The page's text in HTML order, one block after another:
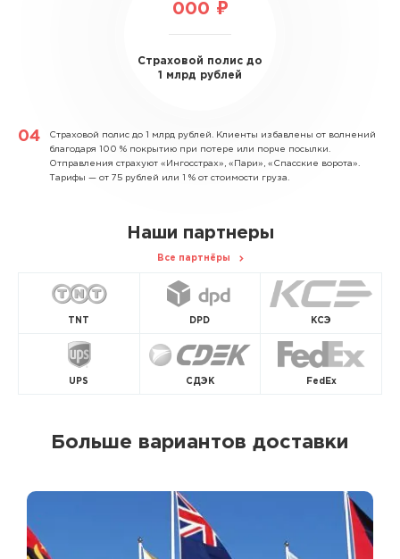
000 ₽
Страховой полис до
1 млрд рублей
Страховой полис до 1 млрд рублей. Клиенты избавлены от волнений
благодаря 100 % покрытию при потере или порче посылки.
Отправления страхуют «Ингосстрах», «Пари», «Спасские ворота».
Тарифы — от 75 рублей или 1 % от стоимости груза.
Наши партнеры
Все партнёры
TNT DPD КСЭ
UPS СДЭК FedEx
Больше вариантов доставки